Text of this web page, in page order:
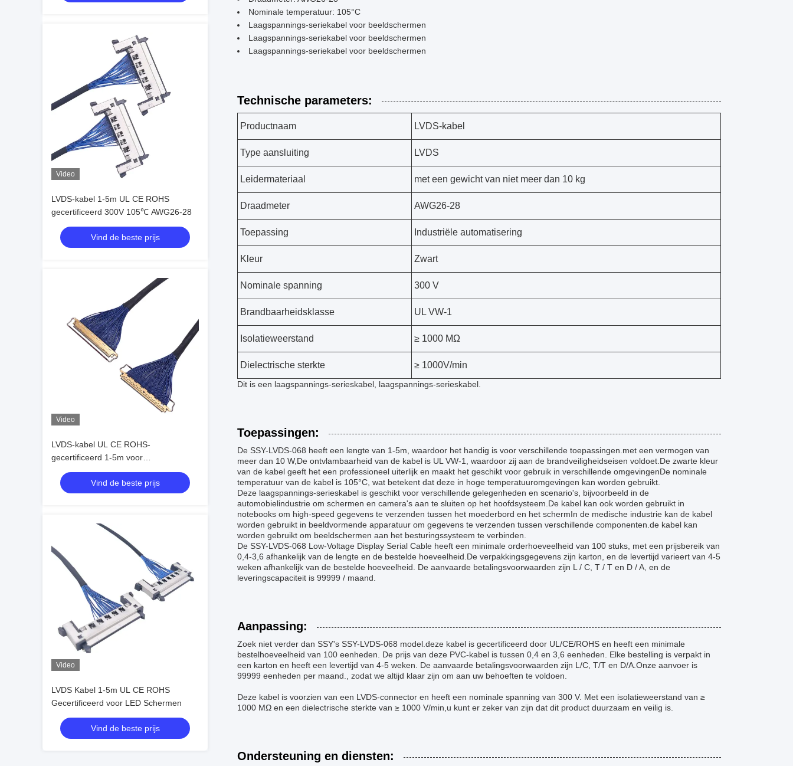
Video
LVDS-kabel 1-5m UL CE ROHS
gecertificeerd 300V 105℃ AWG26-28
Vind de beste prijs
Video
LVDS-kabel UL CE ROHS-
gecertificeerd 1-5m voor
hogesnelheidsgegevensoverdracht
Vind de beste prijs
Video
LVDS Kabel 1-5m UL CE ROHS
Gecertificeerd voor LED Schermen
Vind de beste prijs
Nominale temperatuur: 105°C
Laagspannings-seriekabel voor beeldschermen
Laagspannings-seriekabel voor beeldschermen
Laagspannings-seriekabel voor beeldschermen
Technische parameters:
Productnaam LVDS-kabel
Type aansluiting LVDS
Leidermateriaal met een gewicht van niet meer dan 10 kg
Draadmeter AWG26-28
Toepassing Industriële automatisering
Kleur Zwart
Nominale spanning 300 V
Brandbaarheidsklasse UL VW-1
Isolatieweerstand ≥ 1000 MΩ
Dielectrische sterkte ≥ 1000V/min
Dit is een laagspannings-serieskabel, laagspannings-serieskabel.
Toepassingen:
De SSY-LVDS-068 heeft een lengte van 1-5m, waardoor het handig is voor verschillende toepassingen.met een vermogen van
meer dan 10 W,De ontvlambaarheid van de kabel is UL VW-1, waardoor zij aan de brandveiligheidseisen voldoet.De zwarte kleur
van de kabel geeft het een professioneel uiterlijk en maakt het geschikt voor gebruik in verschillende omgevingenDe nominale
temperatuur van de kabel is 105°C, wat betekent dat deze in hoge temperatuuromgevingen kan worden gebruikt.
Deze laagspannings-serieskabel is geschikt voor verschillende gelegenheden en scenario's, bijvoorbeeld in de
automobielindustrie om schermen en camera's aan te sluiten op het hoofdsysteem.De kabel kan ook worden gebruikt in
notebooks om high-speed gegevens te verzenden tussen het moederbord en het schermIn de medische industrie kan de kabel
worden gebruikt in beeldvormende apparatuur om gegevens te verzenden tussen verschillende componenten.de kabel kan
worden gebruikt om beeldschermen aan het besturingssysteem te verbinden.
De SSY-LVDS-068 Low-Voltage Display Serial Cable heeft een minimale orderhoeveelheid van 100 stuks, met een prijsbereik van
0,4-3,6 afhankelijk van de lengte en de bestelde hoeveelheid.De verpakkingsgegevens zijn karton, en de levertijd varieert van 4-5
weken afhankelijk van de bestelde hoeveelheid. De aanvaarde betalingsvoorwaarden zijn L / C, T / T en D / A, en de
leveringscapaciteit is 99999 / maand.
Aanpassing:
Zoek niet verder dan SSY's SSY-LVDS-068 model.deze kabel is gecertificeerd door UL/CE/ROHS en heeft een minimale
bestelhoeveelheid van 100 eenheden. De prijs van deze PVC-kabel is tussen 0,4 en 3,6 eenheden. Elke bestelling is verpakt in
een karton en heeft een levertijd van 4-5 weken. De aanvaarde betalingsvoorwaarden zijn L/C, T/T en D/A.Onze aanvoer is
99999 eenheden per maand., zodat we altijd klaar zijn om aan uw behoeften te voldoen.
Deze kabel is voorzien van een LVDS-connector en heeft een nominale spanning van 300 V. Met een isolatieweerstand van ≥
1000 MΩ en een dielectrische sterkte van ≥ 1000 V/min,u kunt er zeker van zijn dat dit product duurzaam en veilig is.
Ondersteuning en diensten: